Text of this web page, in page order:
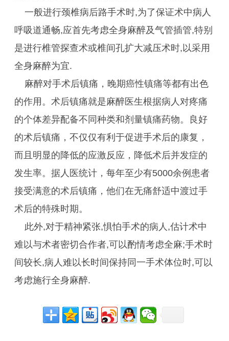
一般进行颈椎病后路手术时,为了保证术中病人
呼吸道通畅,应首先考虑全身麻醉及气管插管,特别
是进行椎管探查术或椎间孔扩大减压术时,以采用
全身麻醉为宜.
麻醉对手术后镇痛，晚期癌性镇痛等都有出色
的作用。术后镇痛就是麻醉医生根据病人对疼痛
的个体差异配备不同种类和剂量镇痛药物。良好
的术后镇痛，不仅仅有利于促进手术后的康复，
而且明显的降低的应激反应，降低术后并发症的
发生率。据人医统计，每年至少有5000余例患者
接受满意的术后镇痛，他们在无痛舒适中渡过手
术后的特殊时期。
此外,对于精神紧张,惧怕手术的病人,估计术中
难以与术者密切合作者,可以酌情考虑全麻;手术时
间较长,病人难以长时间保持同一手术体位时,可以
考虑施行全身麻醉.